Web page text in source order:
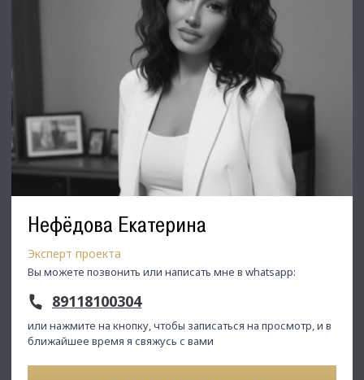
Нефёдова Екатерина
Эксперт проекта
Вы можете позвонить или написать мне в whatsapp:
89118100304
или нажмите на кнопку, чтобы записаться на просмотр, и в
ближайшее время я свяжусь с вами